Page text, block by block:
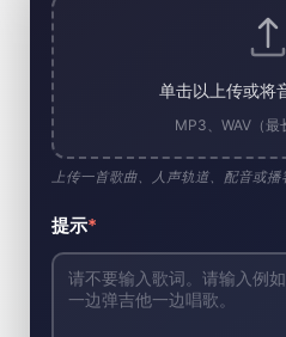
单击以上传或将
MP3、WAV（最
上传一首歌曲、人声轨道、配音或播
提示*